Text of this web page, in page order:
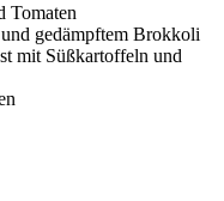
Tomaten
gedämpftem Brokkoli
mit Süßkartoffeln und